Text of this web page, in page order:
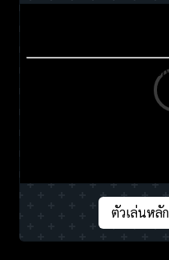
ตัวเล่นหลัก